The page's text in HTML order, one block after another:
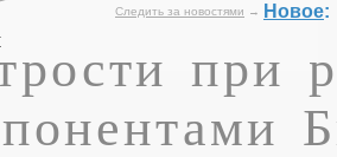
Следить за новостями → Новое:
при